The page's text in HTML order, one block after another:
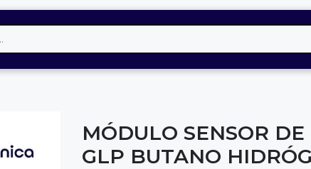
MÓDULO SENSOR
GLP BUTANO